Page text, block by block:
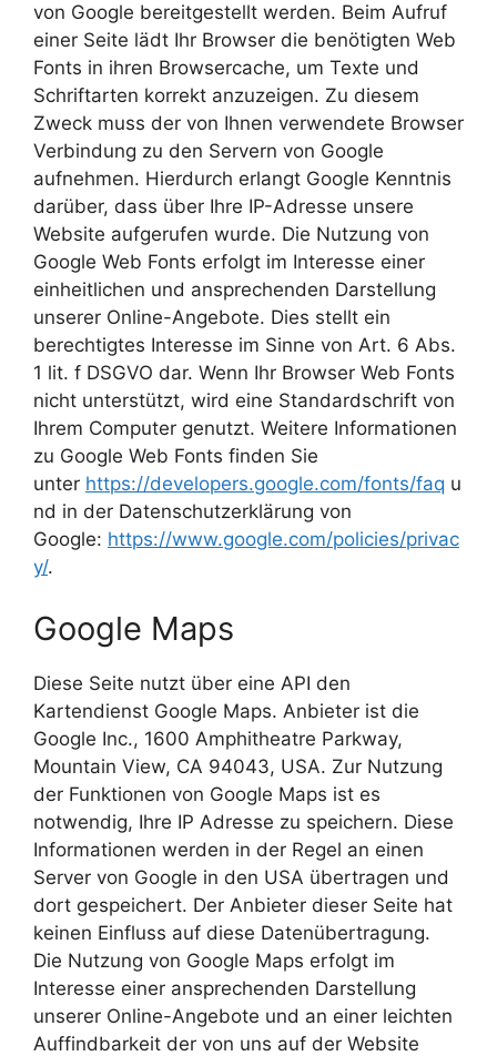
von Google bereitgestellt werden. Beim Aufruf
einer Seite lädt Ihr Browser die benötigten Web
Fonts in ihren Browsercache, um Texte und
Schriftarten korrekt anzuzeigen. Zu diesem
Zweck muss der von Ihnen verwendete Browser
Verbindung zu den Servern von Google
aufnehmen. Hierdurch erlangt Google Kenntnis
darüber, dass über Ihre IP-Adresse unsere
Website aufgerufen wurde. Die Nutzung von
Google Web Fonts erfolgt im Interesse einer
einheitlichen und ansprechenden Darstellung
unserer Online-Angebote. Dies stellt ein
berechtigtes Interesse im Sinne von Art. 6 Abs.
1 lit. f DSGVO dar. Wenn Ihr Browser Web Fonts
nicht unterstützt, wird eine Standardschrift von
Ihrem Computer genutzt. Weitere Informationen
zu Google Web Fonts finden Sie
unter https://developers.google.com/fonts/faq u
nd in der Datenschutzerklärung von
Google: https://www.google.com/policies/privac
y/.
Google Maps
Diese Seite nutzt über eine API den
Kartendienst Google Maps. Anbieter ist die
Google Inc., 1600 Amphitheatre Parkway,
Mountain View, CA 94043, USA. Zur Nutzung
der Funktionen von Google Maps ist es
notwendig, Ihre IP Adresse zu speichern. Diese
Informationen werden in der Regel an einen
Server von Google in den USA übertragen und
dort gespeichert. Der Anbieter dieser Seite hat
keinen Einfluss auf diese Datenübertragung.
Die Nutzung von Google Maps erfolgt im
Interesse einer ansprechenden Darstellung
unserer Online-Angebote und an einer leichten
Auffindbarkeit der von uns auf der Website